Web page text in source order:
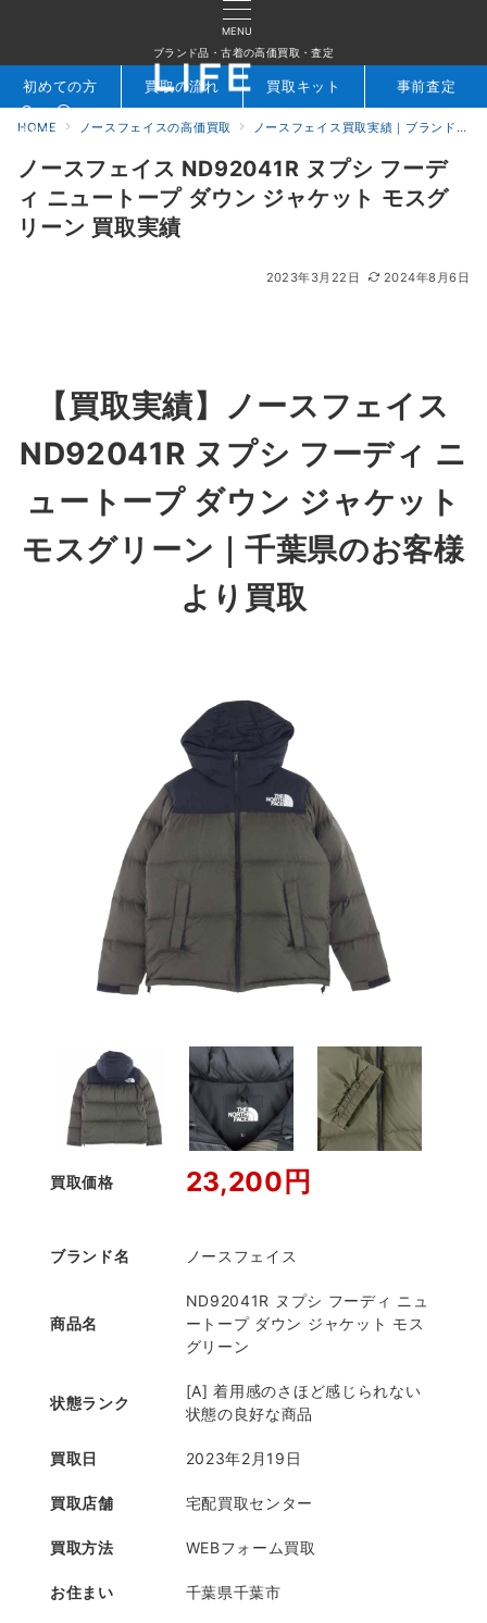
MENU
ブランド品・古着の高価買取・査定
検索 お問合せ
初めての方 買取の流れ 買取キット 事前査定
HOME ノースフェイスの高価買取 ノースフェイス買取実績｜ブランド専門店LIFE
ノースフェイス ND92041R ヌプシ フーデ
ィ ニュートープ ダウン ジャケット モスグ
リーン 買取実績
2023年3月22日 2024年8月6日
【買取実績】ノースフェイス
ND92041R ヌプシ フーディ ニ
ュートープ ダウン ジャケット
モスグリーン｜千葉県のお客様
より買取
買取価格 23,200円
ブランド名 ノースフェイス
商品名
ND92041R ヌプシ フーディ ニュ
ートープ ダウン ジャケット モス
グリーン
状態ランク
[A] 着用感のさほど感じられない
状態の良好な商品
買取日 2023年2月19日
買取店舗 宅配買取センター
買取方法 WEBフォーム買取
お住まい 千葉県千葉市